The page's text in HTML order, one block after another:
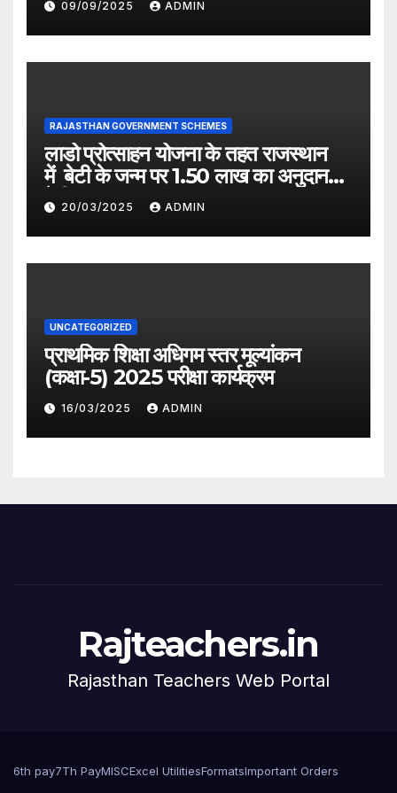
09/09/2025 ADMIN
RAJASTHAN GOVERNMENT SCHEMES
लाडो प्रोत्साहन योजना के तहत राजस्थान
में बेटी के जन्म पर 1.50 लाख का अनुदान
देगी सरकार
20/03/2025 ADMIN
UNCATEGORIZED
प्राथमिक शिक्षा अधिगम स्तर मूल्यांकन
(कक्षा-5) 2025 परीक्षा कार्यक्रम
16/03/2025 ADMIN
Rajteachers.in
Rajasthan Teachers Web Portal
6th pay7Th PayMISCExcel UtilitiesFormatsImportant Orders